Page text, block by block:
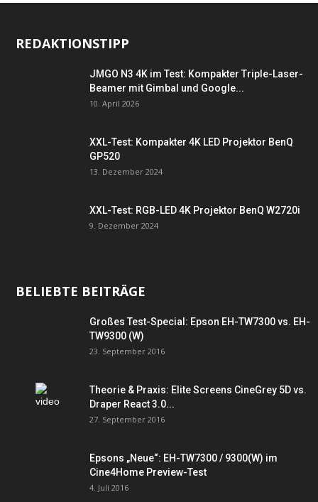
REDAKTIONSTIPP
JMGO N3 4K im Test: Kompakter Triple-Laser-
Beamer mit Gimbal und Google...
10. April 2026
XXL-Test: Kompakter 4K LED Projektor BenQ
GP520
13. Dezember 2024
XXL-Test: RGB-LED 4K Projektor BenQ W2720i
9. Dezember 2024
BELIEBTE BEITRÄGE
Großes Test-Special: Epson EH-TW7300 vs. EH-
TW9300 (W)
23. September 2016
Theorie & Praxis: Elite Screens CineGrey 5D vs.
Draper React 3.0...
27. September 2016
Epsons „Neue“: EH-TW7300 / 9300(W) im
Cine4Home Preview-Test
4. Juli 2016